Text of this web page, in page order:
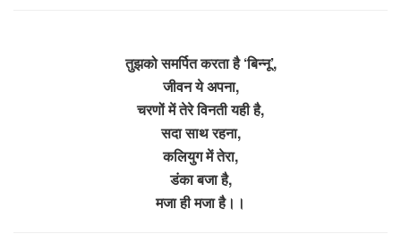
तुझको समर्पित करता है ‘बिन्नू’,
जीवन ये अपना,
चरणों में तेरे विनती यही है,
सदा साथ रहना,
कलियुग में तेरा,
डंका बजा है,
मजा ही मजा है।।